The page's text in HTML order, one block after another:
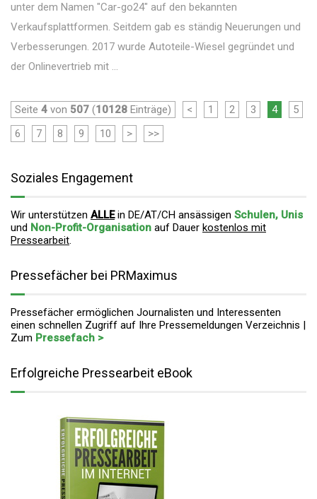
unter dem Namen "Car-go24" auf den bekannten
Verkaufsplattformen. Seitdem gab es ständig Neuerungen und
Verbesserungen. 2017 wurde Autoteile-Wiesel gegründet und
der Onlinevertrieb mit ...
Seite 4 von 507 (10128 Einträge) < 1 2 3 4
5
6
7 8 9 10 > >>
Soziales Engagement
Wir unterstützen ALLEin DE/AT/CH ansässigen Schulen, Unis
und Non-Profit-Organisation auf Dauer kostenlos mit
Pressearbeit.
Pressefächer bei PRMaximus
Pressefächer ermöglichen Journalisten und Interessenten
einen schnellen Zugriff auf Ihre Pressemeldungen Verzeichnis |
Zum Pressefach >
Erfolgreiche Pressearbeit eBook